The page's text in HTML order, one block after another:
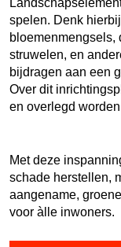
spelen. Denk
bloemenmengsels,
struwelen, en
bijdragen aan een
Over dit
en overlegd
Met deze
schade herstellen,
aangename,
voor àlle inwoners.